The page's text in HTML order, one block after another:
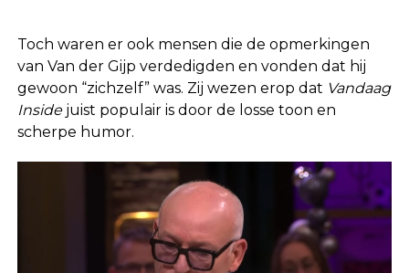
Toch waren er ook mensen die de opmerkingen
van Van der Gijp verdedigden en vonden dat hij
gewoon “zichzelf” was. Zij wezen erop dat Vandaag
Insidejuist populair is door de losse toon en
scherpe humor.